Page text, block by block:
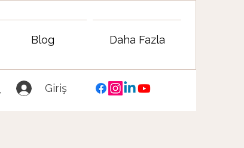
Blog Daha Fazla
Giriş